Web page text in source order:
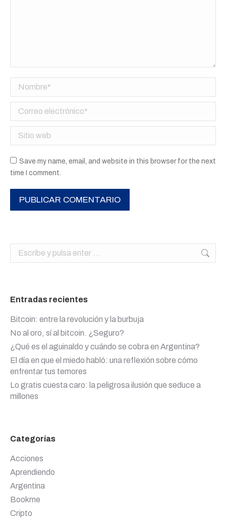
Nombre *
Correo electrónico *
Sitio web
Save my name, email, and website in this browser for the next
time I comment.
PUBLICAR COMENTARIO
Buscar:
Entradas recientes
Bitcoin: entre la revolución y la burbuja
No al oro, sí al bitcoin. ¿Seguro?
¿Qué es el aguinaldo y cuándo se cobra en Argentina?
El día en que el miedo habló: una reflexión sobre cómo
enfrentar tus temores
Lo gratis cuesta caro: la peligrosa ilusión que seduce a
millones
Categorías
Acciones
Aprendiendo
Argentina
Bookme
Cripto